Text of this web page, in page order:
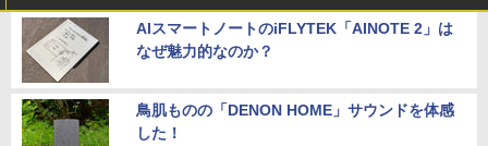
AIスマートノートのiFLYTEK「AINOTE 2」は
なぜ魅力的なのか？
鳥肌ものの「DENON HOME」サウンドを体感
した！